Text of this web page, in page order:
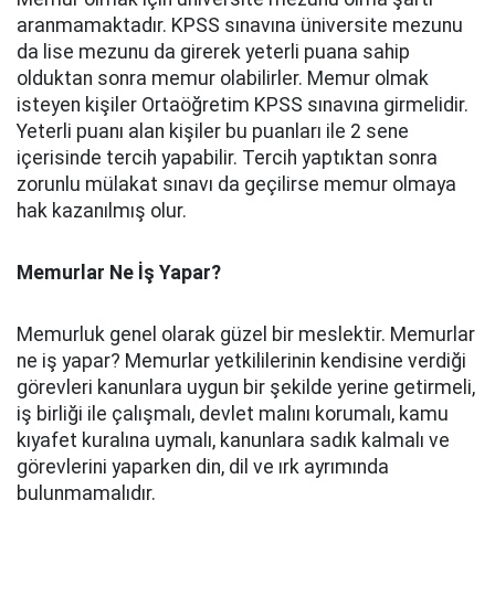
aranmamaktadır. KPSS sınavına üniversite mezunu
da lise mezunu da girerek yeterli puana sahip
olduktan sonra memur olabilirler. Memur olmak
isteyen kişiler Ortaöğretim KPSS sınavına girmelidir.
Yeterli puanı alan kişiler bu puanları ile 2 sene
içerisinde tercih yapabilir. Tercih yaptıktan sonra
zorunlu mülakat sınavı da geçilirse memur olmaya
hak kazanılmış olur.
Memurlar Ne İş Yapar?
Memurluk genel olarak güzel bir meslektir. Memurlar
ne iş yapar? Memurlar yetkililerinin kendisine verdiği
görevleri kanunlara uygun bir şekilde yerine getirmeli,
iş birliği ile çalışmalı, devlet malını korumalı, kamu
kıyafet kuralına uymalı, kanunlara sadık kalmalı ve
görevlerini yaparken din, dil ve ırk ayrımında
bulunmamalıdır.